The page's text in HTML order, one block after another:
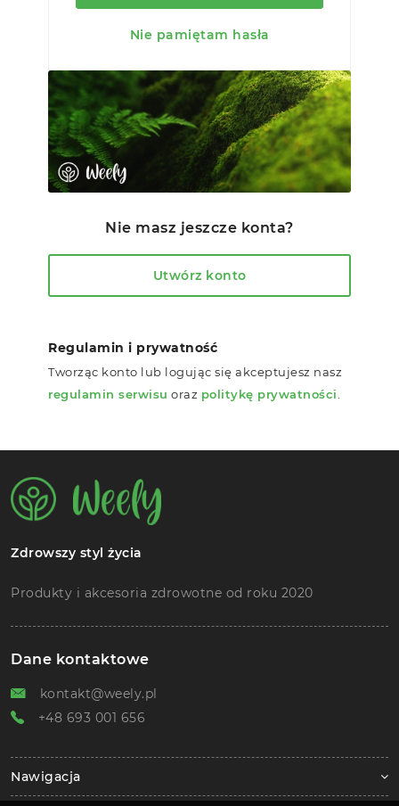
Nie pamiętam hasła
Nie masz jeszcze konta?
Utwórz konto
Regulamin i prywatność
Tworząc konto lub logując się akceptujesz nasz
regulamin serwisu oraz politykę prywatności
Zdrowszy styl życia
Produkty i akcesoria zdrowotne od roku 2020
Nawigacja
Dane kontaktowe
kontakt@weely.pl
+48 693 001 656